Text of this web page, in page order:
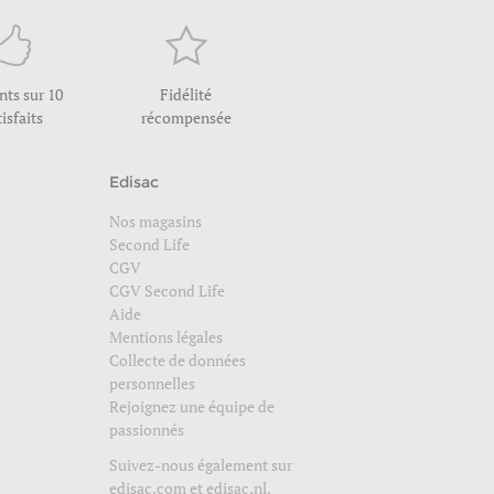
sur 10
Fidélité
récompensée
Edisac
Nos magasins
Second Life
CGV
CGV Second Life
Aide
Mentions légales
Collecte de données
personnelles
Rejoignez une équipe de
passionnés
Suivez-nous également sur
edisac.cometedisac.nl.